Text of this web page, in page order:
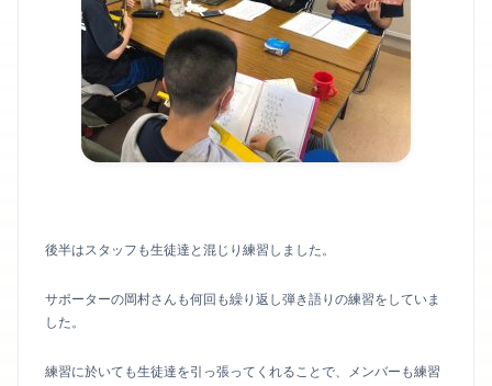
後半はスタッフも生徒達と混じり練習しました。
サポーターの岡村さんも何回も繰り返し弾き語りの練習をしていま
した。
練習に於いても生徒達を引っ張ってくれることで、メンバーも練習